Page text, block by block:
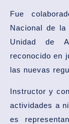
Fue
Nacional de
Unidad de
reconocido en
las nuevas
Instructor y
actividades a
es